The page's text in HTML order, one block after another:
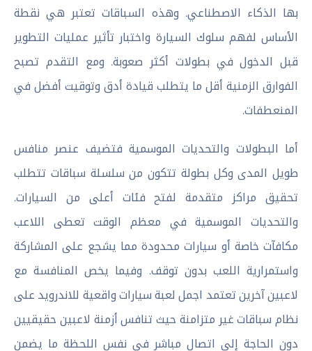
بها الذكاء الاصطناعي. وهذه السباقات تعتبر هي نقطة
الأساس لفهم سلوك السيارة واختبار تأثير عمليات التطوير
قبل الدخول في بطولات أكثر صعوبة. ومع التقدم تصبح
الفوارق الزمنية أقل ما يتطلب قيادة أدق وتوقيت أفضل في
المنعطفات.
أما البطولات والتحديات الموسمية فتضيف عنصر منافس
طويل المدى وكل بطولة تتكون من سلسلة سباقات تتطلب
تحقيق مراكز متقدمة لفتح فئات أعلى من السيارات.
والتحديات الموسمية في معظم الوقت تعطى اللاعب
مكافآت خاصة أو سيارات محدودة مما يشجع على المشاركة
واستمرارية اللعب بدون توقف. وفيما يخص المنافسة مع
لاعبين آخرين تعتمد اجمل لعبة سيارات واقعية للاندرويد على
نظام سباقات غير متزامنة حيث تنافس أزمنة لاعبين حقيقيين
دون الحاجة إلى اتصال مباشر في نفس اللحظة ما يضمن